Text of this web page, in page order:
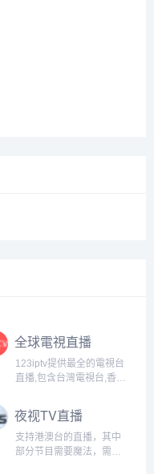
全球電視直播
123iptv提供最全的電視台
直播,包含台灣電視台,香港
頻道
夜视TV直播
支持港澳台的直播，其中
部分节目需要魔法，需要